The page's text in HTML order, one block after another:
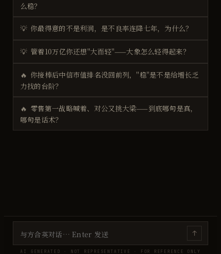
么稳？
💡 你最得意的不是利润，是不良率连降七年，为什么？
💡 管着10万亿你还想"大而轻"——大象怎么轻得起来？
🔥 你接棒后中信市值排名没回前列，"稳"是不是给增长乏
力找的台阶？
🔥 零售第一战略喊着、对公又挑大梁——到底哪句是真，
哪句是话术？
↑
AI GENERATED · NOT REPRESENTATIVE · FOR REFERENCE ONLY